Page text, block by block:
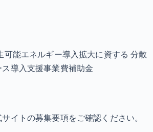
可能エネルギー導入拡大に資する 分散
導入支援事業費補助金
イトの募集要項をご確認ください。